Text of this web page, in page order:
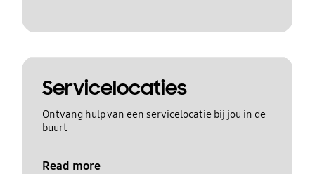
Servicelocaties
Ontvang hulp van een servicelocatie bij jou in de
buurt
Read more